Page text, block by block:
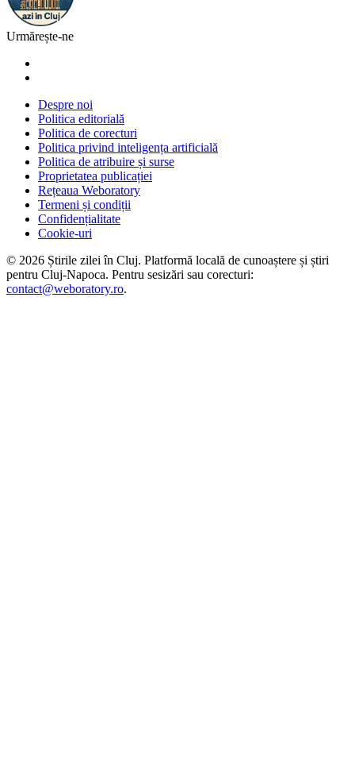
Urmărește-ne
Despre noi
Politica editorială
Politica de corecturi
Politica privind inteligența artificială
Politica de atribuire și surse
Proprietatea publicației
Rețeaua Weboratory
Termeni și condiții
Confidențialitate
Cookie-uri
© 2026 Știrile zilei în Cluj. Platformă locală de cunoaștere și știri
pentru Cluj-Napoca. Pentru sesizări sau corecturi:
contact@weboratory.ro.